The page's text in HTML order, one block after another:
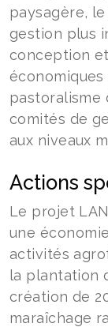
paysagère,
gestion plus
conception
pastoralisme
comités de
aux niveaux
Actions
Le projet
une
activités
la plantation
création de
maraîchage